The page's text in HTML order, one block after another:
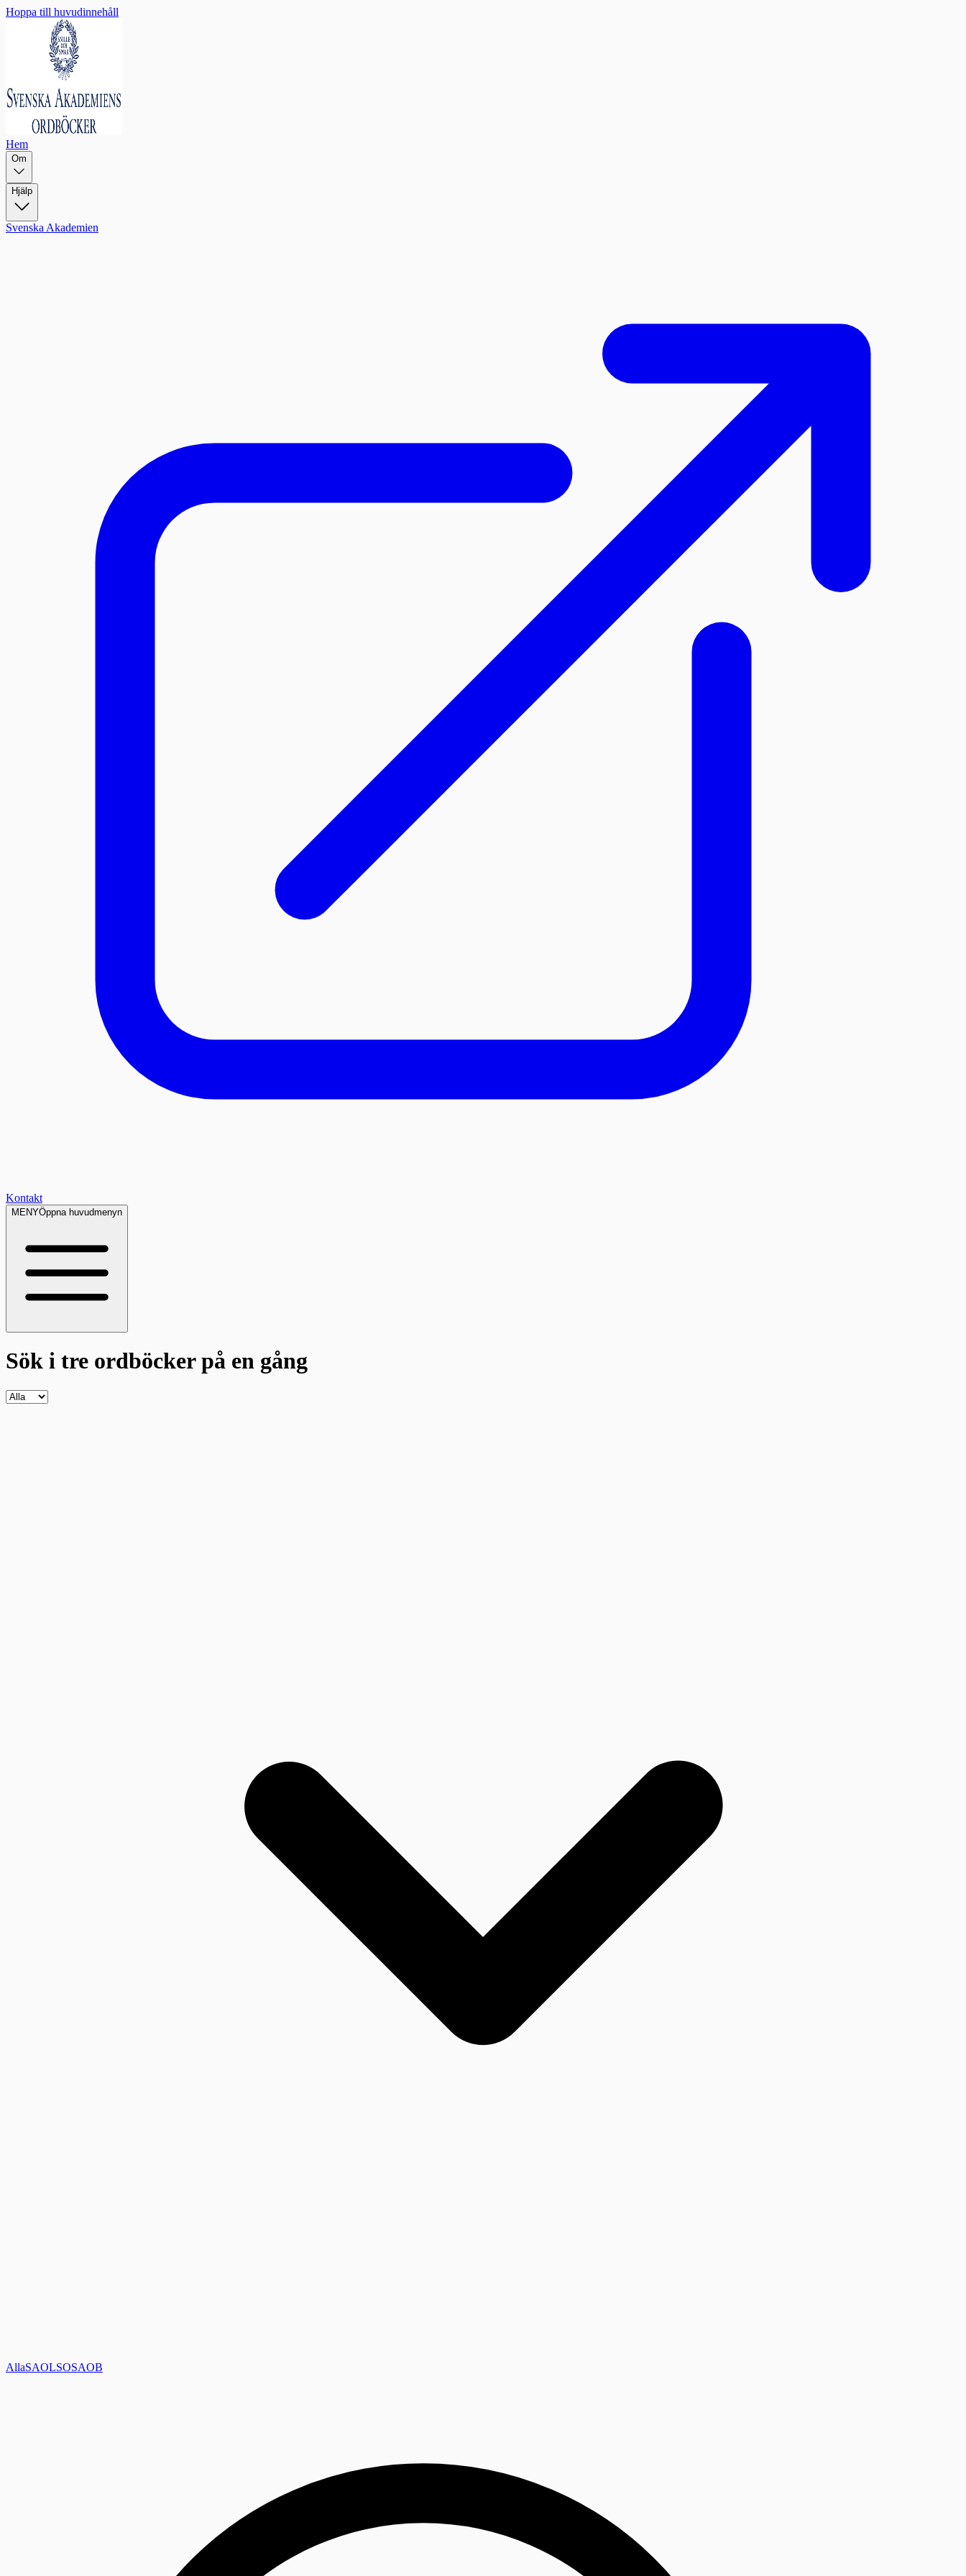
Hoppa till huvudinnehåll
Hem
Om
Hjälp
Svenska Akademien
Kontakt
MENYÖppna huvudmenyn
Sök i tre ordböckerpå en gång
AllaSAOLSOSAOB